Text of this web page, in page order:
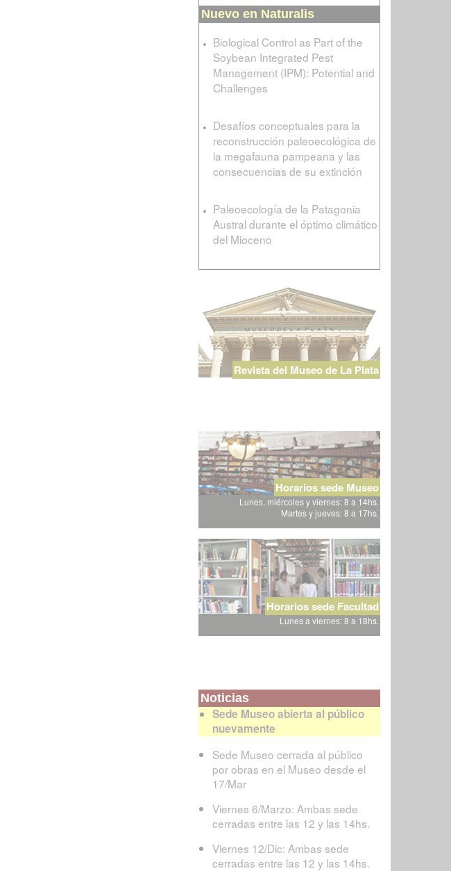
Nuevo en Naturalis
Biological Control as Part of the
Soybean Integrated Pest
Management (IPM): Potential and
Challenges
Desafíos conceptuales para la
reconstrucción paleoecológica de
la megafauna pampeana y las
consecuencias de su extinción
Paleoecología de la Patagonia
Austral durante el óptimo climático
del Mioceno
Revista del Museo de La Plata
Horarios sede Museo
Lunes, miércoles y viernes: 8 a 14hs.
Martes y jueves: 8 a 17hs.
Horarios sede Facultad
Lunes a viernes: 8 a 18hs.
Noticias
Sede Museo abierta al público
nuevamente
Sede Museo cerrada al público
por obras en el Museo desde el
17/Mar
Viernes 6/Marzo: Ambas sede
cerradas entre las 12 y las 14hs.
Viernes 12/Dic: Ambas sede
cerradas entre las 12 y las 14hs.